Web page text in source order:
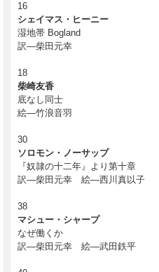
16
シェイマス・ヒーニー
湿地帯 Bogland
訳―柴田元幸
18
柴崎友香
底なし同士
絵―竹浪音羽
30
ソロモン・ノーサップ
『奴隷の十二年』より第十章
訳―柴田元幸 絵―西川真以子
38
マシュー・シャープ
なぜ働くか
訳―柴田元幸 絵―武田鉄平